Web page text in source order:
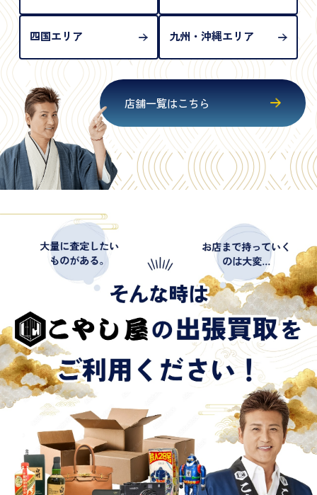
四国エリア 九州・沖縄エリア
店舗一覧はこちら